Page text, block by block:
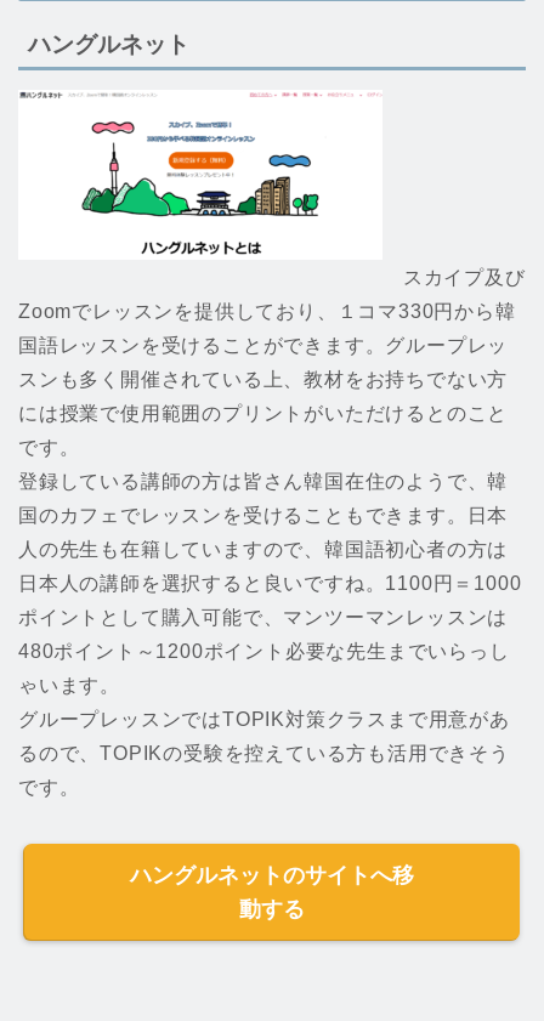
ハングルネット
スカイプ及び
Zoomでレッスンを提供しており、１コマ330円から韓
国語レッスンを受けることができます。グループレッ
スンも多く開催されている上、教材をお持ちでない方
には授業で使用範囲のプリントがいただけるとのこと
です。
登録している講師の方は皆さん韓国在住のようで、韓
国のカフェでレッスンを受けることもできます。日本
人の先生も在籍していますので、韓国語初心者の方は
日本人の講師を選択すると良いですね。1100円＝1000
ポイントとして購入可能で、マンツーマンレッスンは
480ポイント～1200ポイント必要な先生までいらっし
ゃいます。
グループレッスンではTOPIK対策クラスまで用意があ
るので、TOPIKの受験を控えている方も活用できそう
です。
ハングルネットのサイトへ移
動する